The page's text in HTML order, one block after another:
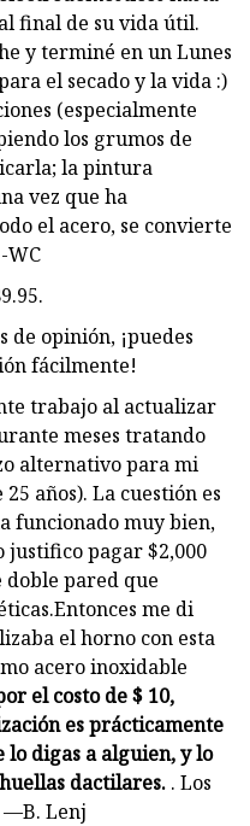
final de su vida útil.
y terminé en un Lunes
el secado y la vida :)
(especialmente
los grumos de
la pintura
vez que ha
el acero, se convierte
WC
de opinión, ¡puedes
fácilmente!
trabajo al actualizar
meses tratando
alternativo para mi
años). La cuestión es
funcionado muy bien,
justifico pagar $2,000
pared que
me di
el horno con esta
acero inoxidable
el costo de $ 10,
es prácticamente
lo digas a alguien, y lo
dactilares. . Los
—B. Lenj